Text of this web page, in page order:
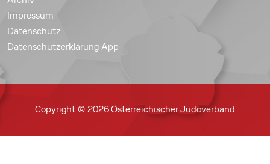
Impressum
Datenschutz
Datenschutzerklärung App
Copyright © 2026 Österreichischer Judoverband